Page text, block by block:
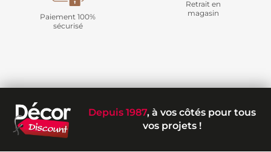
Paiement 100%
sécurisé
Retrait en
magasin
Depuis 1987, à vos côtés pour tous
vos projets !